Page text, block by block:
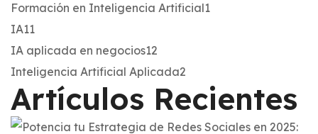
Formación en Inteligencia Artificial1
IA11
IA aplicada en negocios12
Inteligencia Artificial Aplicada2
Artículos Recientes